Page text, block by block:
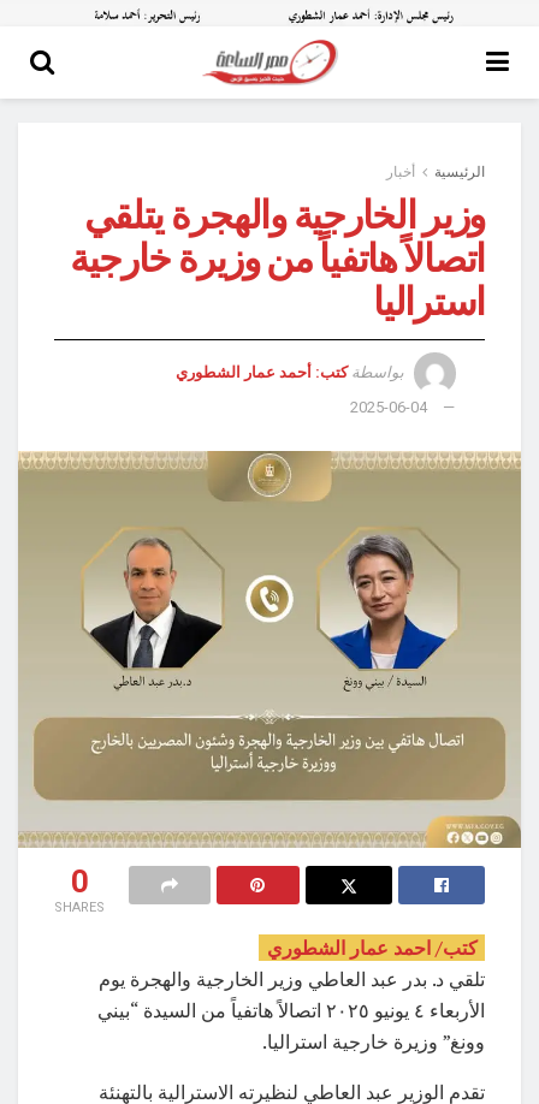
الرئيسية أخبار
وزير الخارجية والهجرة يتلقي
اتصالاً هاتفياً من وزيرة خارجية
استراليا
بواسطة كتب: أحمد عمار الشطوري
2025-06-04
0
SHARES
كتب/ احمد عمار الشطوري
تلقي د. بدر عبد العاطي وزير الخارجية والهجرة يوم
الأربعاء ٤ يونيو ٢٠٢٥ اتصالاً هاتفياً من السيدة “بيني
وونغ” وزيرة خارجية استراليا.
تقدم الوزير عبد العاطي لنظيرته الاسترالية بالتهنئة